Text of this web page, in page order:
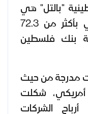
"بالتل" هي
الأكثر ربحية خلال العام الجاري بأكثر من 72.3
بنك فلسطين
أكبر 10 شركات مدرجة من حيث
دولار أمريكي، شكلت
أرباح الشركات